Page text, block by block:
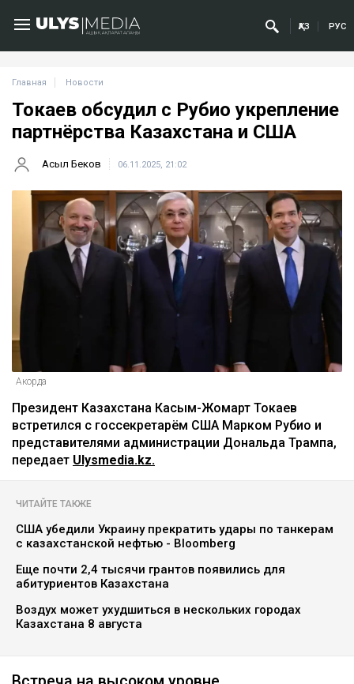
ҚАЗ РУС
Главная Новости
Токаев обсудил с Рубио укрепление
партнёрства Казахстана и США
Асыл Беков 06.11.2025, 21:02
Акорда
Президент Казахстана Касым-Жомарт Токаев
встретился с госсекретарём США Марком Рубио и
представителями администрации Дональда Трампа,
передает Ulysmedia.kz.
ЧИТАЙТЕ ТАКЖЕ
США убедили Украину прекратить удары по танкерам
с казахстанской нефтью - Bloomberg
Еще почти 2,4 тысячи грантов появились для
абитуриентов Казахстана
Воздух может ухудшиться в нескольких городах
Казахстана 8 августа